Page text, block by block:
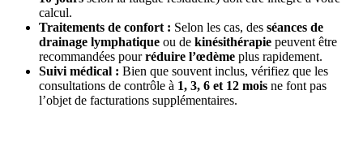
calcul.
Traitements de confort : Selon les cas, des séances de
drainage lymphatique ou de kinésithérapie peuvent être
recommandées pourréduire l’œdème plus rapidement.
Suivi médical : Bien que souvent inclus, vérifiez que les
consultations de contrôle à 1, 3, 6 et 12 mois ne font pas
l’objet de facturations supplémentaires.